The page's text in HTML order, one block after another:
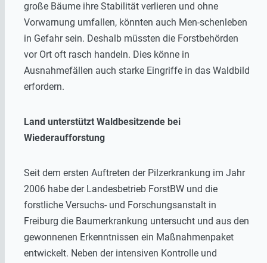
große Bäume ihre Stabilität verlieren und ohne
Vorwarnung umfallen, könnten auch Men-schenleben
in Gefahr sein. Deshalb müssten die Forstbehörden
vor Ort oft rasch handeln. Dies könne in
Ausnahmefällen auch starke Eingriffe in das Waldbild
erfordern.
Land unterstützt Waldbesitzende bei
Wiederaufforstung
Seit dem ersten Auftreten der Pilzerkrankung im Jahr
2006 habe der Landesbetrieb ForstBW und die
forstliche Versuchs- und Forschungsanstalt in
Freiburg die Baumerkrankung untersucht und aus den
gewonnenen Erkenntnissen ein Maßnahmenpaket
entwickelt. Neben der intensiven Kontrolle und